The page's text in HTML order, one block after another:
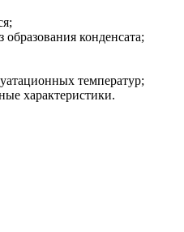
конденсата;
температур;
характеристики.